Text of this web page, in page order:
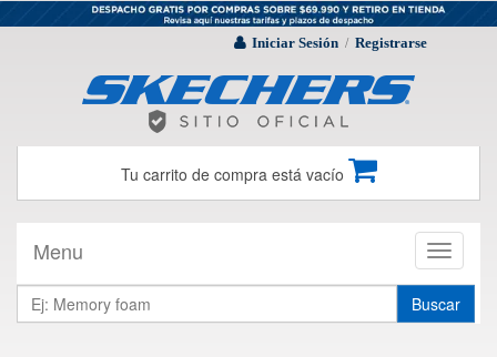
Iniciar Sesión / Registrarse
Tu carrito de compra está vacío
Toggle
Menu
Buscar